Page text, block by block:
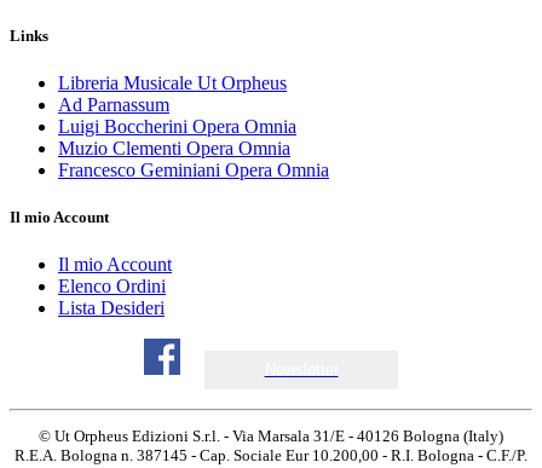
Links
Libreria Musicale Ut Orpheus
Ad Parnassum
Luigi Boccherini Opera Omnia
Muzio Clementi Opera Omnia
Francesco Geminiani Opera Omnia
Il mio Account
Il mio Account
Elenco Ordini
Lista Desideri
© Ut Orpheus Edizioni S.r.l. - Via Marsala 31/E - 40126 Bologna (Italy)
R.E.A. Bologna n. 387145 - Cap. Sociale Eur 10.200,00 - R.I. Bologna - C.F./P.